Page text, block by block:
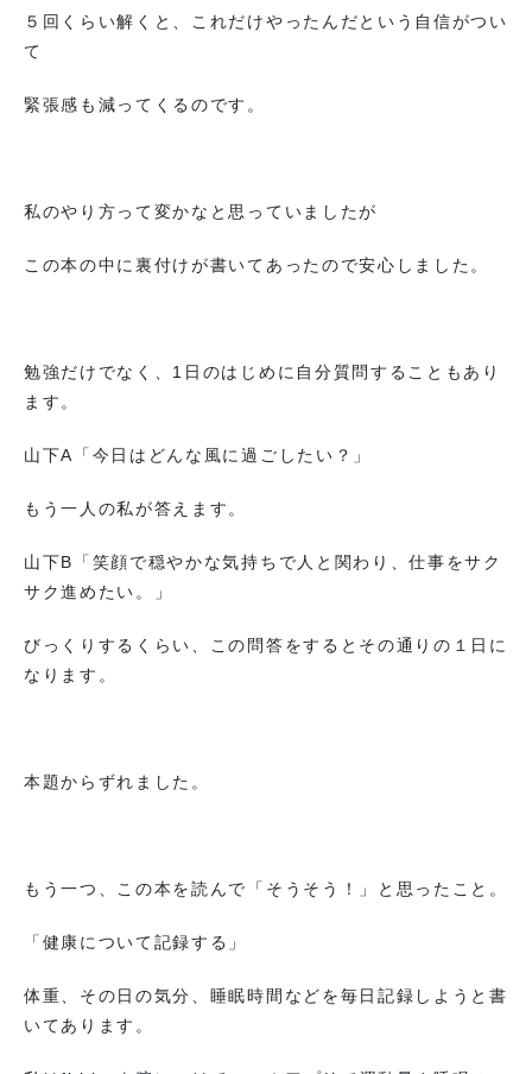
５回くらい解くと、これだけやったんだという自信がつい
て
緊張感も減ってくるのです。
私のやり方って変かなと思っていましたが
この本の中に裏付けが書いてあったので安心しました。
勉強だけでなく、1日のはじめに自分質問することもあり
ます。
山下A「今日はどんな風に過ごしたい？」
もう一人の私が答えます。
山下B「笑顔で穏やかな気持ちで人と関わり、仕事をサク
サク進めたい。」
びっくりするくらい、この問答をするとその通りの１日に
なります。
本題からずれました。
もう一つ、この本を読んで「そうそう！」と思ったこと。
「健康について記録する」
体重、その日の気分、睡眠時間などを毎日記録しようと書
いてあります。